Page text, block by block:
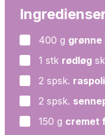
▢
400 g grønne
▢
1 stk rødløg
▢
2 spsk.
▢
2 spsk.
▢
150 g cremet